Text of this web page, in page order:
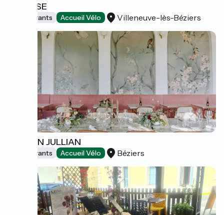
L'ÉCLUSE
Restaurants Accueil Vélo Villeneuve-lès-Béziers
MAISON JULLIAN
Restaurants Accueil Vélo Béziers